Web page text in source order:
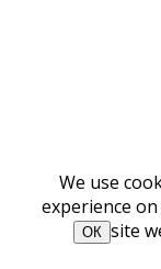
We use
experience
site
ОК